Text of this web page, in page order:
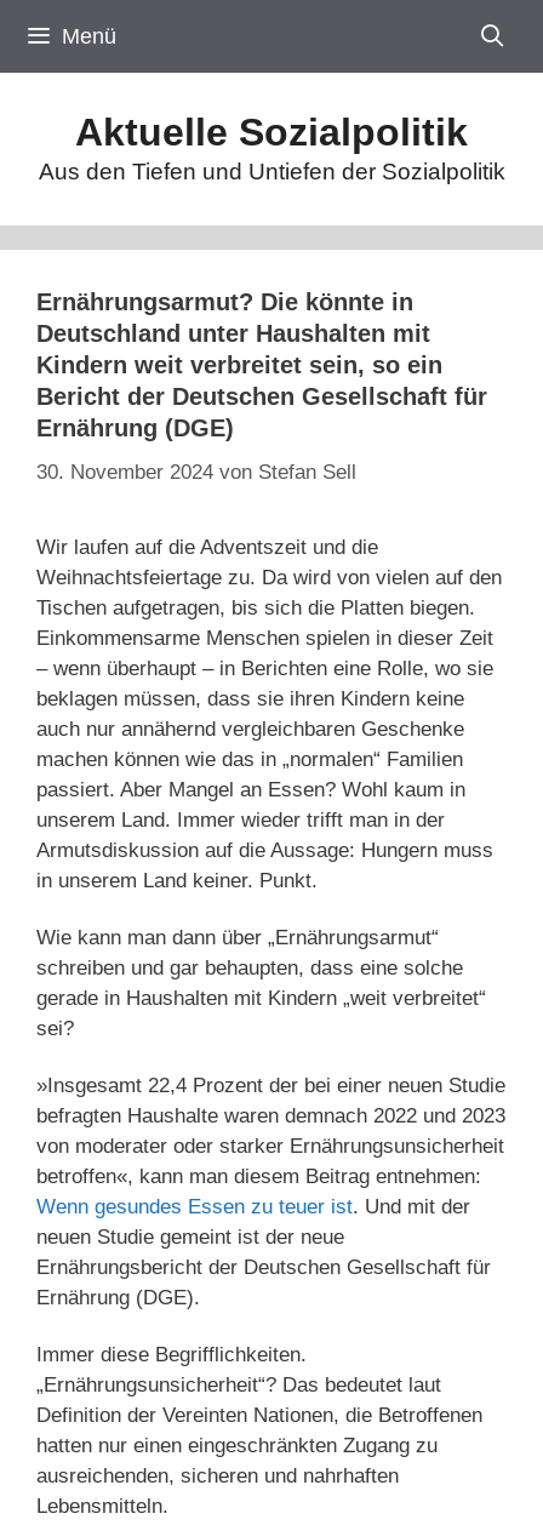
Inhalt
springen
Menü
Aktuelle Sozialpolitik
Aus den Tiefen und Untiefen der Sozialpolitik
Ernährungsarmut? Die könnte in
Deutschland unter Haushalten mit
Kindern weit verbreitet sein, so ein
Bericht der Deutschen Gesellschaft für
Ernährung (DGE)
30. November 2024 von Stefan Sell
Wir laufen auf die Adventszeit und die
Weihnachtsfeiertage zu. Da wird von vielen auf den
Tischen aufgetragen, bis sich die Platten biegen.
Einkommensarme Menschen spielen in dieser Zeit
– wenn überhaupt – in Berichten eine Rolle, wo sie
beklagen müssen, dass sie ihren Kindern keine
auch nur annähernd vergleichbaren Geschenke
machen können wie das in „normalen“ Familien
passiert. Aber Mangel an Essen? Wohl kaum in
unserem Land. Immer wieder trifft man in der
Armutsdiskussion auf die Aussage: Hungern muss
in unserem Land keiner. Punkt.
Wie kann man dann über „Ernährungsarmut“
schreiben und gar behaupten, dass eine solche
gerade in Haushalten mit Kindern „weit verbreitet“
sei?
»Insgesamt 22,4 Prozent der bei einer neuen Studie
befragten Haushalte waren demnach 2022 und 2023
von moderater oder starker Ernährungsunsicherheit
betroffen«, kann man diesem Beitrag entnehmen:
Wenn gesundes Essen zu teuer ist. Und mit der
neuen Studie gemeint ist der neue
Ernährungsbericht der Deutschen Gesellschaft für
Ernährung (DGE).
Immer diese Begrifflichkeiten.
„Ernährungsunsicherheit“? Das bedeutet laut
Definition der Vereinten Nationen, die Betroffenen
hatten nur einen eingeschränkten Zugang zu
ausreichenden, sicheren und nahrhaften
Lebensmitteln.